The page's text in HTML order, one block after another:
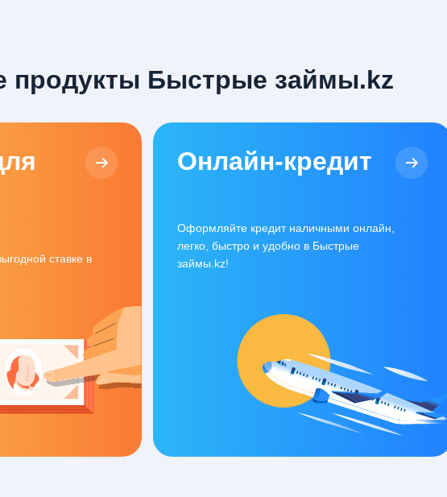
продукты Быстрые займы.kz
ставке в
Онлайн-кредит
Оформляйте кредит наличными онлайн,
легко, быстро и удобно в Быстрые
займы.kz!